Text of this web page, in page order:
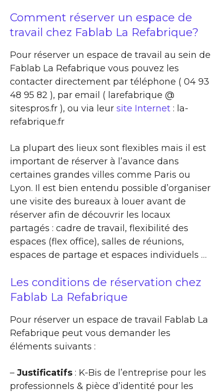
Comment réserver un espace de
travail chez Fablab La Refabrique?
Pour réserver un espace de travail au sein de
Fablab La Refabrique vous pouvez les
contacter directement par téléphone ( 04 93
48 95 82 ), par email ( larefabrique @
sitespros.fr ), ou via leur site Internet : la-
refabrique.fr
La plupart des lieux sont flexibles mais il est
important de réserver à l’avance dans
certaines grandes villes comme Paris ou
Lyon. Il est bien entendu possible d’organiser
une visite des bureaux à louer avant de
réserver afin de découvrir les locaux
partagés : cadre de travail, flexibilité des
espaces (flex office), salles de réunions,
espaces de partage et espaces individuels …
Les conditions de réservation chez
Fablab La Refabrique
Pour réserver un espace de travail Fablab La
Refabrique peut vous demander les
éléments suivants :
– Justificatifs : K-Bis de l’entreprise pour les
professionnels & pièce d’identité pour les